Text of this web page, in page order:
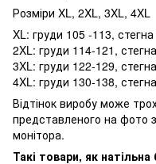
Розміри XL, 2XL, 3XL, 4XL
XL: груди 105 -113,
2XL: груди 114-121,
3XL: груди 122-129,
4XL: груди 130-138,
Відтінок виробу може
представленого на фото
монітора.
Такі товари, як